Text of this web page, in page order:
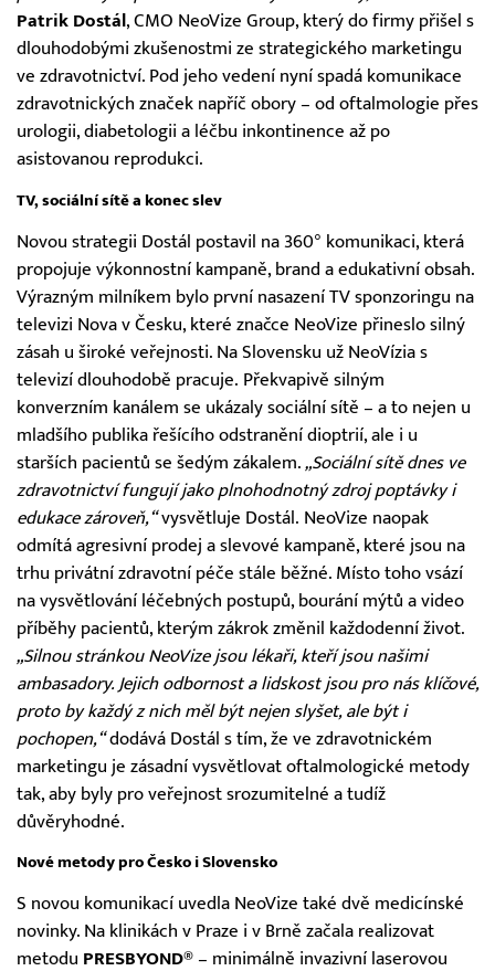
Patrik Dostál, CMO NeoVize Group, který do firmy přišel s
dlouhodobými zkušenostmi ze strategického marketingu
ve zdravotnictví. Pod jeho vedení nyní spadá komunikace
zdravotnických značek napříč obory – od oftalmologie přes
urologii, diabetologii a léčbu inkontinence až po
asistovanou reprodukci.
TV, sociální sítě a konec slev
Novou strategii Dostál postavil na 360° komunikaci, která
propojuje výkonnostní kampaně, brand a edukativní obsah.
Výrazným milníkem bylo první nasazení TV sponzoringu na
televizi Nova v Česku, které značce NeoVize přineslo silný
zásah u široké veřejnosti. Na Slovensku už NeoVízia s
televizí dlouhodobě pracuje. Překvapivě silným
konverzním kanálem se ukázaly sociální sítě – a to nejen u
mladšího publika řešícího odstranění dioptrií, ale i u
starších pacientů se šedým zákalem. „Sociální sítě dnes ve
zdravotnictví fungují jako plnohodnotný zdroj poptávky i
edukace zároveň,“vysvětluje Dostál. NeoVize naopak
odmítá agresivní prodej a slevové kampaně, které jsou na
trhu privátní zdravotní péče stále běžné. Místo toho vsází
na vysvětlování léčebných postupů, bourání mýtů a video
příběhy pacientů, kterým zákrok změnil každodenní život.
„Silnou stránkou NeoVize jsou lékaři, kteří jsou našimi
ambasadory. Jejich odbornost a lidskost jsou pro nás klíčové,
proto by každý z nich měl být nejen slyšet, ale být i
pochopen,“dodává Dostál s tím, že ve zdravotnickém
marketingu je zásadní vysvětlovat oftalmologické metody
tak, aby byly pro veřejnost srozumitelné a tudíž
důvěryhodné.
Nové metody pro Česko i Slovensko
S novou komunikací uvedla NeoVize také dvě medicínské
novinky. Na klinikách v Praze i v Brně začala realizovat
metodu PRESBYOND® – minimálně invazivní laserovou